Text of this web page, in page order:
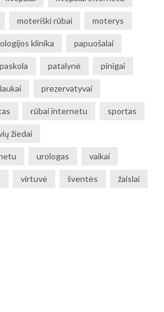
moteriški rūbai moterys
klinika papuošalai
paskola patalynė pinigai
prezervatyvai
rūbai internetu sportas
žiedai
urologas vaikai
virtuvė šventės žaislai